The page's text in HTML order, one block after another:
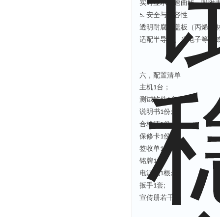
实时显示 转速曲线、吸附
‌5. 安全与兼容性
透明耐腐蚀盖板（丙烯酸
适配半导体、光电子等领
六，配置清单
主机1台；
测试软件1套；
说明书1份;
合格证1份;
保修卡1份
签收单1份
;
铭牌1块
;
电源线1根;
扳手1套;
宣传册若干